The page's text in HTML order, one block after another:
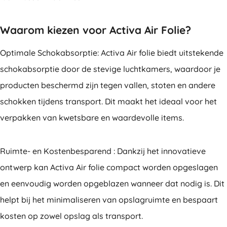
Waarom kiezen voor Activa Air Folie?
Optimale Schokabsorptie: Activa Air folie biedt uitstekende
schokabsorptie door de stevige luchtkamers, waardoor je
producten beschermd zijn tegen vallen, stoten en andere
schokken tijdens transport. Dit maakt het ideaal voor het
verpakken van kwetsbare en waardevolle items.
Ruimte- en Kostenbesparend : Dankzij het innovatieve
ontwerp kan Activa Air folie compact worden opgeslagen
en eenvoudig worden opgeblazen wanneer dat nodig is. Dit
helpt bij het minimaliseren van opslagruimte en bespaart
kosten op zowel opslag als transport.